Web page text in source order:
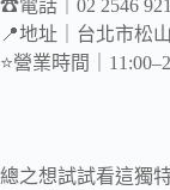
☎電話｜02 2546
📍地址｜台北市松
⭐️營業時間｜
總之想試試看這獨